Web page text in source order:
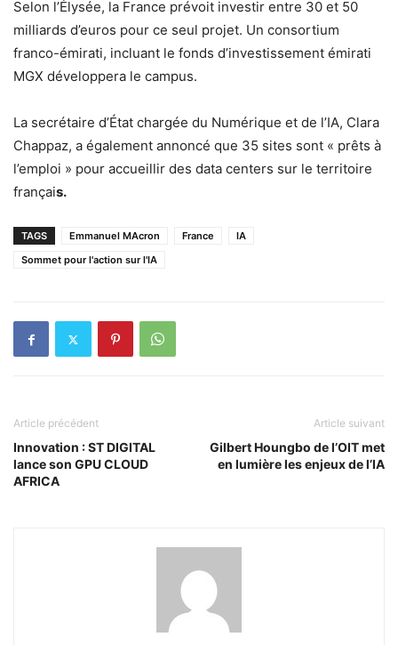
Selon l’Élysée, la France prévoit investir entre 30 et 50
milliards d’euros pour ce seul projet. Un consortium
franco-émirati, incluant le fonds d’investissement émirati
MGX développera le campus.
La secrétaire d’État chargée du Numérique et de l’IA, Clara
Chappaz, a également annoncé que 35 sites sont « prêts à
l’emploi » pour accueillir des data centers sur le territoire
français.
TAGS Emmanuel MAcron France
IA
Sommet pour l'action sur l'IA
Article précédent
Innovation : ST DIGITAL
lance son GPU CLOUD
AFRICA
Article suivant
Gilbert Houngbo de l’OIT met
en lumière les enjeux de l’IA